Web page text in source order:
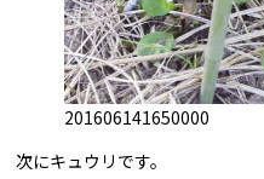
201606141650000
次にキュウリです。